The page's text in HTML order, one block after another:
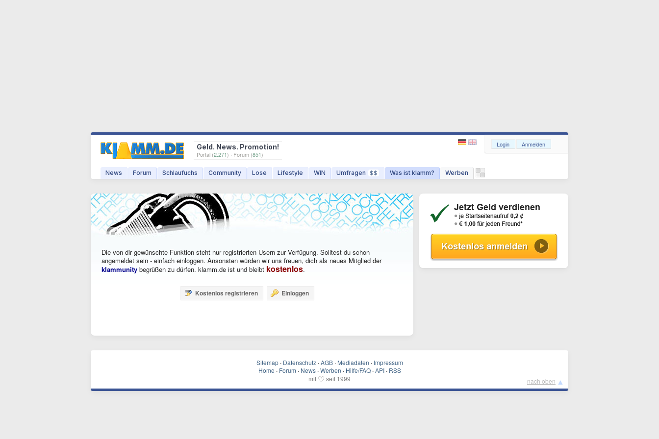
Geld. News. Promotion!
Portal (2.271) · Forum (851)
News Forum Schlaufuchs Community Lose Lifestyle WIN Umfragen $$ Was ist klamm? Werben
Login Anmelden
Die von dir gewünschte Funktion steht nur registrierten Usern zur Verfügung. Solltest du schon
angemeldet sein - einfach einloggen. Ansonsten würden wir uns freuen, dich als neues Mitglied der
klammunity begrüßen zu dürfen. klamm.de ist und bleibt kostenlos.
Kostenlos registrieren Einloggen
Sitemap · Datenschutz · AGB · Mediadaten · Impressum
Home · Forum · News · Werben · Hilfe/FAQ · API · RSS
mit ♡ seit 1999 nach oben ▲